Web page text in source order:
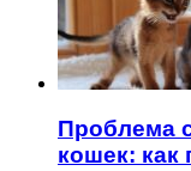
Проблема
кошек: как